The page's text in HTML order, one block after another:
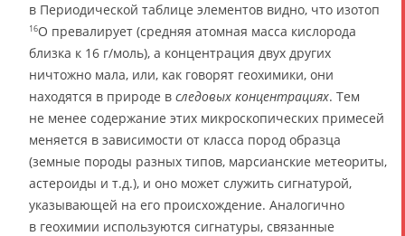
в Периодической таблице элементов видно, что изотоп
16O превалирует (средняя атомная масса кислорода
близка к 16 г/моль), а концентрация двух других
ничтожно мала, или, как говорят геохимики, они
находятся в природе в следовых концентрациях. Тем
не менее содержание этих микроскопических примесей
меняется в зависимости от класса пород образца
(земные породы разных типов, марсианские метеориты,
астероиды и т.д.), и оно может служить сигнатурой,
указывающей на его происхождение. Аналогично
в геохимии используются сигнатуры, связанные